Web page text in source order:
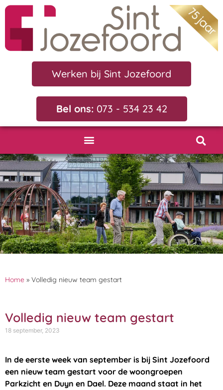
Werken bij Sint Jozefoord
Bel ons: 073 - 534 23 42
Home » Volledig nieuw team gestart
Volledig nieuw team gestart
18 september, 2023
In de eerste week van september is bij Sint Jozefoord
een nieuw team gestart voor de woongroepen
Parkzicht en Duyn en Dael. Deze maand staat in het